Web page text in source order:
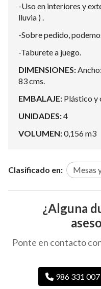
-Uso en interiores y
lluvia ) .
-Sobre pedido,
-Taburete a juego.
DIMENSIONES:
83 cms.
EMBALAJE: Plástico y
UNIDADES:4
VOLUMEN:0,156 m3
Clasificado en: Mesas
¿Alguna
Ponte en contacto
986 331 007